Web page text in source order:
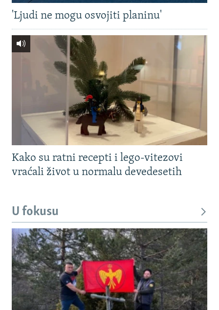
'Ljudi ne mogu osvojiti planinu'
Kako su ratni recepti i lego-vitezovi
vraćali život u normalu devedesetih
U fokusu